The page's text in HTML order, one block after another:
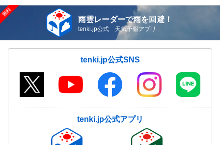
雨雲レーダーで雨を回避！
tenki.jp公式 天気予報アプリ
tenki.jp公式SNS
tenki.jp公式アプリ